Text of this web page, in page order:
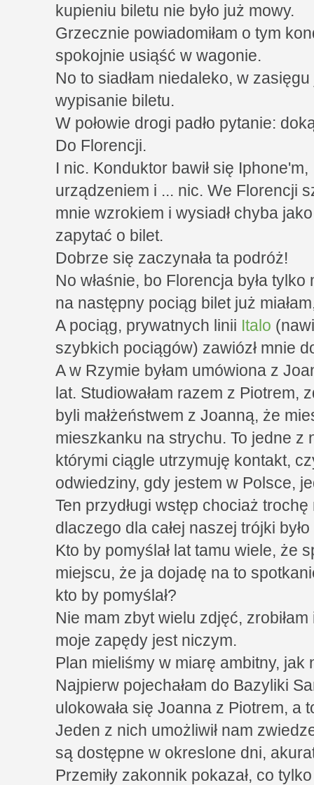
kupieniu biletu nie było już mowy.
Grzecznie powiadomiłam o tym
spokojnie usiąść w wagonie.
No to siadłam niedaleko, w
wypisanie biletu.
W połowie drogi padło pytanie:
Do Florencji.
I nic. Konduktor bawił się
urządzeniem i ... nic. We Florencji
mnie wzrokiem i wysiadł chyba
zapytać o bilet.
Dobrze się zaczynała ta podróż!
No właśnie, bo Florencja była
na następny pociąg bilet już
A pociąg, prywatnych linii Italo
szybkich pociągów) zawiózł mnie
A w Rzymie byłam umówiona z
lat. Studiowałam razem z Piotrem,
byli małżeństwem z Joanną, że
mieszkanku na strychu. To jedne z
którymi ciągle utrzymuję kontakt,
odwiedziny, gdy jestem w Polsce,
Ten przydługi wstęp chociaż
dlaczego dla całej naszej trójki
Kto by pomyślał lat tamu wiele, że
miejscu, że ja dojadę na to
kto by pomyślał?
Nie mam zbyt wielu zdjęć,
moje zapędy jest niczym.
Plan mieliśmy w miarę ambitny, jak
Najpierw pojechałam do Bazyliki
ulokowała się Joanna z Piotrem, a
Jeden z nich umożliwił nam
są dostępne w okreslone dni,
Przemiły zakonnik pokazał, co